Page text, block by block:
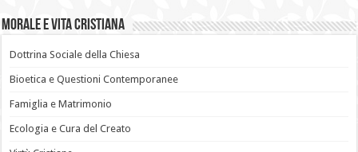
Morale e Vita Cristiana
Dottrina Sociale della Chiesa
Bioetica e Questioni Contemporanee
Famiglia e Matrimonio
Ecologia e Cura del Creato